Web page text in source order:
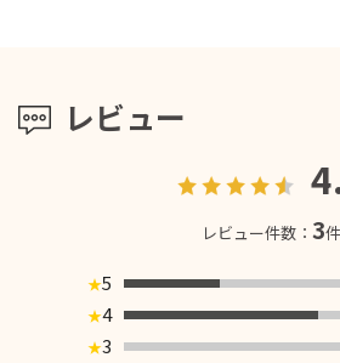
レビュー
レビュー件数：3件
★5
★4
★3